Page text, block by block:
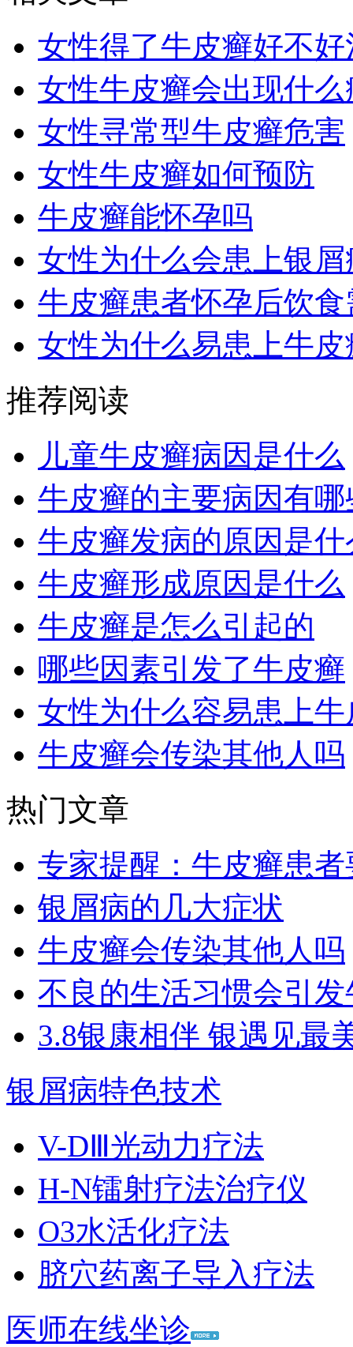
女性得了牛皮癣好不好
女性牛皮癣会出现什
女性寻常型牛皮癣危害
女性牛皮癣如何预防
牛皮癣能怀孕吗
女性为什么会患上银屑
牛皮癣患者怀孕后饮
女性为什么易患上牛皮
推荐阅读
儿童牛皮癣病因是什么
牛皮癣的主要病因有哪
牛皮癣发病的原因是什
牛皮癣形成原因是什么
牛皮癣是怎么引起的
哪些因素引发了牛皮癣
女性为什么容易患上牛
牛皮癣会传染其他人吗
热门文章
专家提醒：牛皮癣患
银屑病的几大症状
牛皮癣会传染其他人吗
不良的生活习惯会引
3.8银康相伴 银遇见最
银屑病特色技术
V-DⅢ光动力疗法
H-N镭射疗法治疗仪
O3水活化疗法
脐穴药离子导入疗法
医师在线坐诊